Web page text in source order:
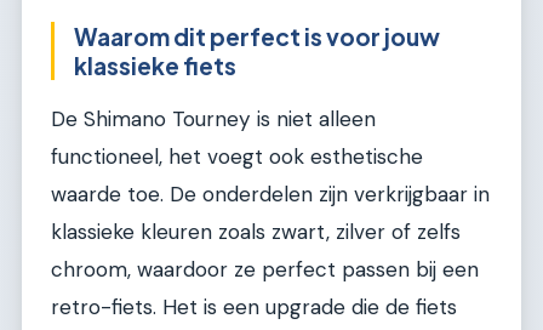
Waarom dit perfect is voor jouw
klassieke fiets
De Shimano Tourney is niet alleen
functioneel, het voegt ook esthetische
waarde toe. De onderdelen zijn verkrijgbaar in
klassieke kleuren zoals zwart, zilver of zelfs
chroom, waardoor ze perfect passen bij een
retro-fiets. Het is een upgrade die de fiets